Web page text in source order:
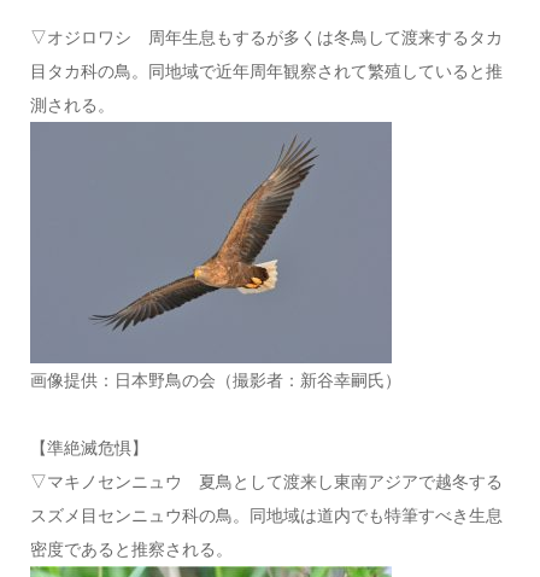
▽オジロワシ 周年生息もするが多くは冬鳥して渡来するタカ
目タカ科の鳥。同地域で近年周年観察されて繁殖していると推
測される。
画像提供：日本野鳥の会（撮影者：新谷幸嗣氏）
【準絶滅危惧】
▽マキノセンニュウ 夏鳥として渡来し東南アジアで越冬する
スズメ目センニュウ科の鳥。同地域は道内でも特筆すべき生息
密度であると推察される。